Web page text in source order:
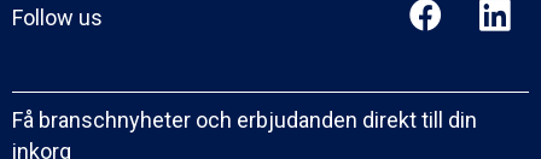
Follow us
Få branschnyheter och erbjudanden direkt till din
inkorg